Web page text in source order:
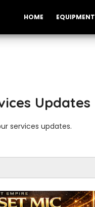
HOME EQUIPMENT
Updates
services updates.